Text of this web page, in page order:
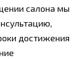
салона мы
достижения